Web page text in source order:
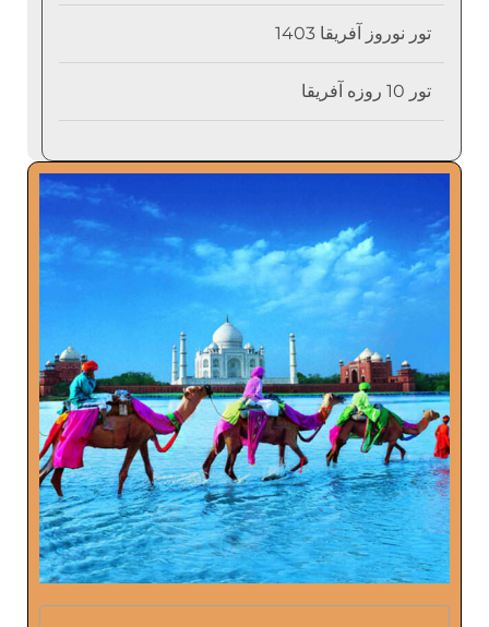
تور نوروز آفریقا 1403
تور 10 روزه آفریقا